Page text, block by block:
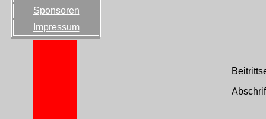
Sponsoren
Impressum